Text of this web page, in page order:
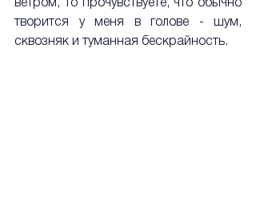
ветром, то прочувствуете, что обычно
творится у меня в голове - шум,
сквозняк и туманная бескрайность.